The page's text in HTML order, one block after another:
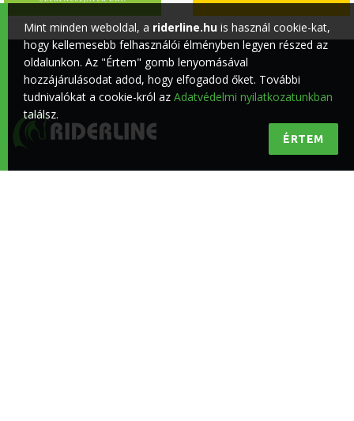
Mint minden weboldal, a riderline.hu is használ cookie-kat,
hogy kellemesebb felhasználói élményben legyen részed az
oldalunkon. Az "Értem" gomb lenyomásával
hozzájárulásodat adod, hogy elfogadod őket. További
tudnivalókat a cookie-król az Adatvédelmi nyilatkozatunkban
találsz.
ÉRTEM